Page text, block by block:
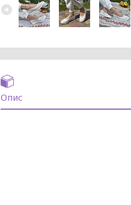
Опис